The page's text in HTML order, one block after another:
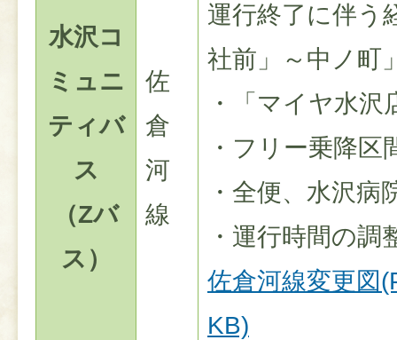
水沢コ
ミュニ
ティバ
ス
（Zバ
ス）
佐
倉
河
線
運行終了に伴う
社前」～中ノ町
・「マイヤ水
・フリー乗降区
・全便、水沢病
・運行時間の調
佐倉河線変更図
KB)